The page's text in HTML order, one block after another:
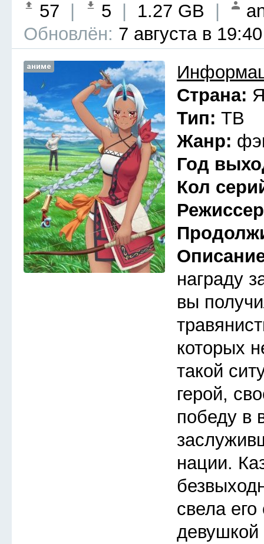
57 5 1.27 GB
Обновлён: 7 августа в 19:40
аниме
Страна:
Тип: ТВ
Жанр:
Год
Кол
награду
вы
которых
такой
герой,
победу в
нации.
свела его